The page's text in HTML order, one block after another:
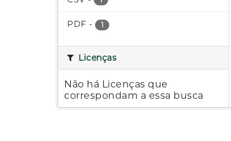
PDF - 1
Licenças
Não há Licenças que
correspondam a essa busca